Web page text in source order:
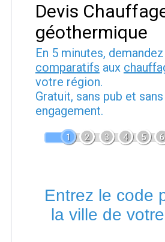
Devis
géothermique
En 5 minutes, demandez
comparatifs aux
votre région.
Gratuit, sans pub et sans
engagement.
1 2 3 4 5 6
Entrez le code
la ville de